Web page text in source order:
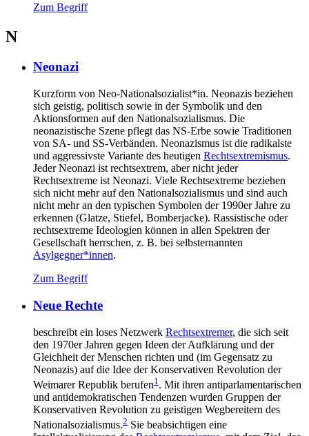
Zum Begriff
N
Neonazi
Kurzform von Neo-Nationalsozialist*in. Neonazis beziehen
sich geistig, politisch sowie in der Symbolik und den
Aktionsformen auf den Nationalsozialismus. Die
neonazistische Szene pflegt das NS-Erbe sowie Traditionen
von SA- und SS-Verbänden. Neonazismus ist die radikalste
und aggressivste Variante des heutigen Rechtsextremismus.
Jeder Neonazi ist rechtsextrem, aber nicht jeder
Rechtsextreme ist Neonazi. Viele Rechtsextreme beziehen
sich nicht mehr auf den Nationalsozialismus und sind auch
nicht mehr an den typischen Symbolen der 1990er Jahre zu
erkennen (Glatze, Stiefel, Bomberjacke). Rassistische oder
rechtsextreme Ideologien können in allen Spektren der
Gesellschaft herrschen, z. B. bei selbsternannten
Asylgegner*innen.
Zum Begriff
Neue Rechte
beschreibt ein loses Netzwerk Rechtsextremer, die sich seit
den 1970er Jahren gegen Ideen der Aufklärung und der
Gleichheit der Menschen richten und (im Gegensatz zu
Neonazis) auf die Idee der Konservativen Revolution der
Weimarer Republik berufen1 . Mit ihren antiparlamentarischen
und antidemokratischen Tendenzen wurden Gruppen der
Konservativen Revolution zu geistigen Wegbereitern des
Nationalsozialismus.2 Sie beabsichtigen eine